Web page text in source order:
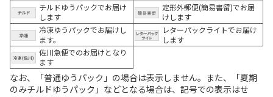
チルドゆうパックでお届け
します
定形外郵便(簡易書留)でお届
けします
冷凍ゆうパックでお届けし
ます。
レターパックライトでお届け
します
佐川急便でのお届けとなり
ます
なお、「普通ゆうパック」の場合は表示しません。また、「夏期
のみチルドゆうパック」などとなる場合は、記号での表示はせ